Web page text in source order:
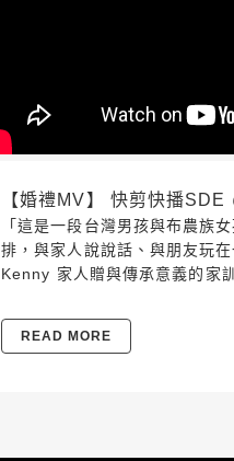
【婚禮MV】 快剪快播
「這是一段台灣男孩與布農族
排，與家人說說話、與朋友玩
Kenny 家人贈與傳承意義的家
READ MORE